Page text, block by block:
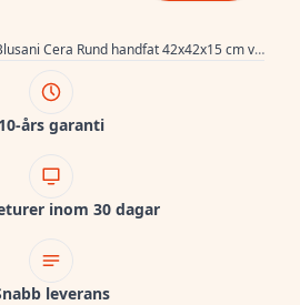
Cera Rund handfat 42x42x15 cm vit BS204405
10-års garanti
inom 30 dagar
leverans